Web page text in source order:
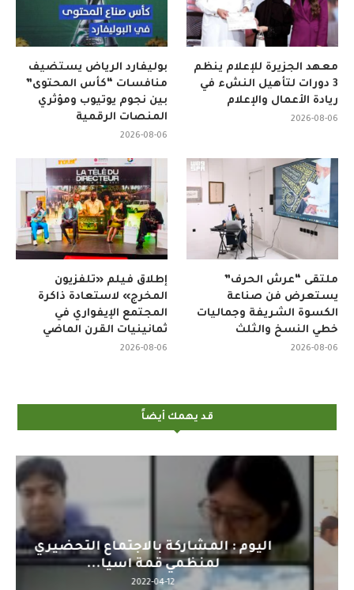
بوليفارد الرياض يستضيف
منافسات “كأس المحتوى”
بين نجوم يوتيوب ومؤثري
المنصات الرقمية
2026-08-06
معهد الجزيرة للإعلام ينظم
3 دورات لتأهيل النشء في
ريادة الأعمال والإعلام
2026-08-06
إطلاق فيلم «تلفزيون
المخرج» لاستعادة ذاكرة
المجتمع الإيفواري في
ثمانينيات القرن الماضي
2026-08-06
ملتقى “عرش الحرف”
يستعرض فن صناعة
الكسوة الشريفة وجماليات
خطي النسخ والثلث
2026-08-06
قد يهمك أيضاً
اليوم : المشاركة بالاجتماع التحضيري
لمنظمي قمة اسيا...
2022-04-12